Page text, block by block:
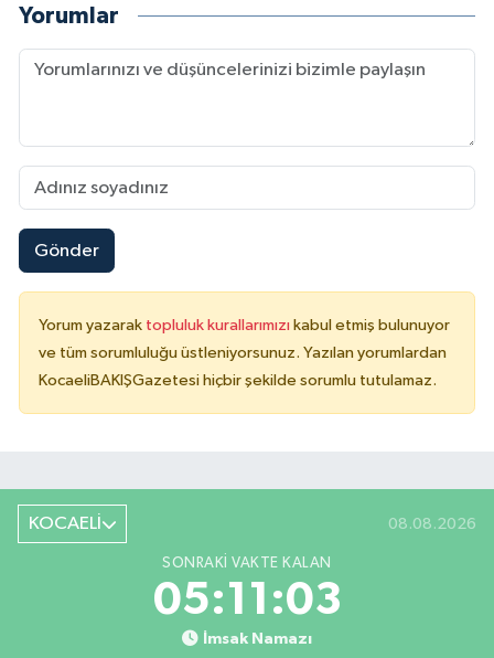
Yorumlar
Gönder
Yorum yazarak topluluk kurallarımızı kabul etmiş bulunuyor
ve tüm sorumluluğu üstleniyorsunuz. Yazılan yorumlardan
KocaeliBAKIŞGazetesi hiçbir şekilde sorumlu tutulamaz.
KOCAELİ 08.08.2026
SONRAKI VAKTE KALAN
05:11:03
İmsak Namazı